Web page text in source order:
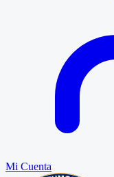
Mi Cuenta